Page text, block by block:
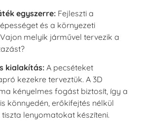
egyszerre: Fejleszti a
és a környezeti
melyik járművel tervezik a
kialakítás: A pecséteket
kezekre terveztük. A 3D
kényelmes fogást biztosít, így a
könnyedén, erőkifejtés nélkül
lenyomatokat készíteni.